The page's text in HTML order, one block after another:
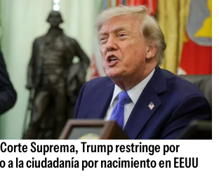
Suprema, Trump restringe por
la ciudadanía por nacimiento en EEUU